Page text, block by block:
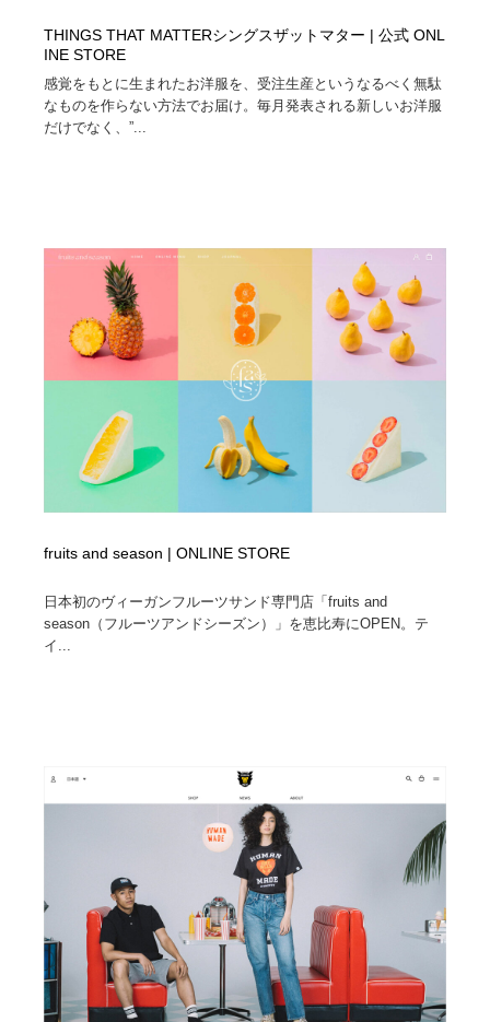
THINGS THAT MATTERシングスザットマター | 公式 ONL
INE STORE
感覚をもとに生まれたお洋服を、受注生産というなるべく無駄
なものを作らない方法でお届け。毎月発表される新しいお洋服
だけでなく、”...
fruits and season | ONLINE STORE
日本初のヴィーガンフルーツサンド専門店「fruits and
season（フルーツアンドシーズン）」を恵比寿にOPEN。テ
イ...